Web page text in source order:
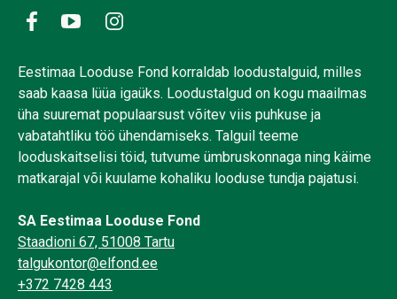
Eestimaa Looduse Fond korraldab loodustalguid, milles
saab kaasa lüüa igaüks. Loodustalgud on kogu maailmas
üha suuremat populaarsust võitev viis puhkuse ja
vabatahtliku töö ühendamiseks. Talguil teeme
looduskaitselisi töid, tutvume ümbruskonnaga ning käime
matkarajal või kuulame kohaliku looduse tundja pajatusi.
SA Eestimaa Looduse Fond
Staadioni 67, 51008 Tartu
talgukontor@elfond.ee
+372 7428 443